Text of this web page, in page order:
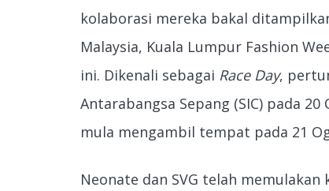
kolaborasi mereka bakal
Malaysia, Kuala Lumpur Fashion
ini. Dikenali sebagai Race Day,
Antarabangsa Sepang (SIC) pada
mula mengambil tempat pada 21
Neonate dan SVG telah memulakan